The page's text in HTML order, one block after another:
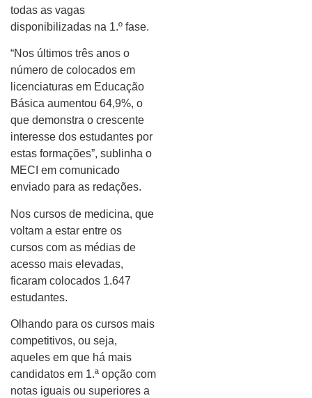
todas as vagas
disponibilizadas na 1.º fase.
“Nos últimos três anos o
número de colocados em
licenciaturas em Educação
Básica aumentou 64,9%, o
que demonstra o crescente
interesse dos estudantes por
estas formações”, sublinha o
MECI em comunicado
enviado para as redações.
Nos cursos de medicina, que
voltam a estar entre os
cursos com as médias de
acesso mais elevadas,
ficaram colocados 1.647
estudantes.
Olhando para os cursos mais
competitivos, ou seja,
aqueles em que há mais
candidatos em 1.ª opção com
notas iguais ou superiores a